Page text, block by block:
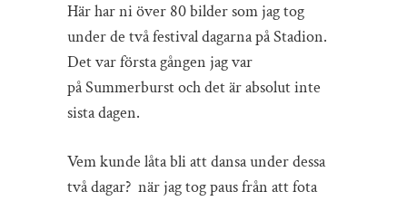
Här har ni över 80 bilder som jag tog
under de två festival dagarna på Stadion.
Det var första gången jag var
på Summerburst och det är absolut inte
sista dagen.
Vem kunde låta bli att dansa under dessa
två dagar? när jag tog paus från att fota